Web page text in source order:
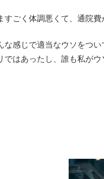
すごく体調悪くて、通院
感じで適当なウソをつい
ではあったし、誰も私が